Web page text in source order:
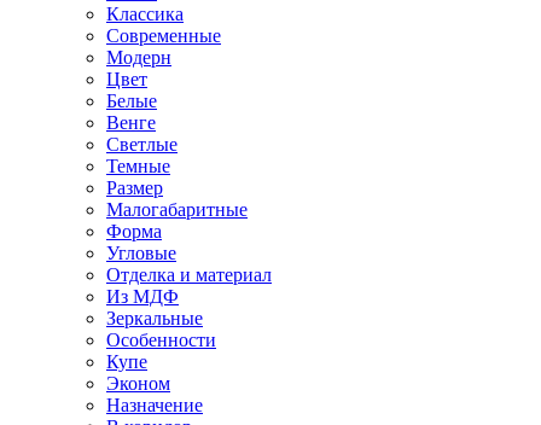
Классика
Современные
Модерн
Цвет
Белые
Венге
Светлые
Темные
Размер
Малогабаритные
Форма
Угловые
Отделка и материал
Из МДФ
Зеркальные
Особенности
Купе
Эконом
Назначение